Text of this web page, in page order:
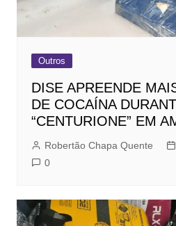
Outros
DISE APREENDE
DE COCAÍNA
“CENTURIONE” EM
Robertão Chapa Quente
0